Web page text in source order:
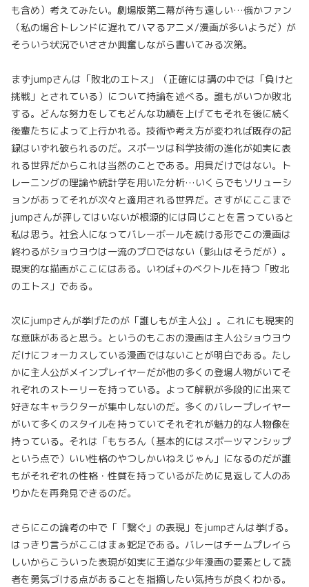
も含め）考えてみたい。劇場版第二幕が待ち遠しい…俄かファン
（私の場合トレンドに遅れてハマるアニメ/漫画が多いようだ）が
そういう状況でいささか興奮しながら書いてみる次第。
まずjumpさんは「敗北のエトス」（正確には講の中では「負けと
挑戦」とされている）について持論を述べる。誰もがいつか敗北
する。どんな努力をしてもどんな功績を上げてもそれを後に続く
後輩たちによって上行かれる。技術や考え方が変われば既存の記
録はいずれ破られるのだ。スポーツは科学技術の進化が如実に表
れる世界だからこれは当然のことである。用具だけではない。ト
レーニングの理論や統計学を用いた分析…いくらでもソリューシ
ョンがあってそれが次々と適用される世界だ。さすがにここまで
jumpさんが評してはいないが根源的には同じことを言っていると
私は思う。社会人になってバレーボールを続ける形でこの漫画は
終わるがショウヨウは一流のプロではない（影山はそうだが）。
現実的な描画がここにはある。いわば+のベクトルを持つ「敗北
のエトス」である。
次にjumpさんが挙げたのが「誰しもが主人公」。これにも現実的
な意味があると思う。というのもこおの漫画は主人公ショウヨウ
だけにフォーカスしている漫画ではないことが明白である。たし
かに主人公がメインプレイヤーだが他の多くの登場人物がいてそ
れぞれのストーリーを持っている。よって解釈が多段的に出来て
好きなキャラクターが集中しないのだ。多くのバレープレイヤー
がいて多くのスタイルを持っていてそれぞれが魅力的な人物像を
持っている。それは「もちろん（基本的にはスポーツマンシップ
という点で）いい性格のやつしかいねえじゃん」になるのだが誰
もがそれぞれの性格・性質を持っているがために見返して人のあ
りかたを再発見できるのだ。
さらにこの論考の中で「「繋ぐ」の表現」をjumpさんは挙げる。
はっきり言うがここはまぁ蛇足である。バレーはチームプレイら
しいからこういった表現が如実に王道な少年漫画の要素として読
者を勇気づける点があることを指摘したい気持ちが良くわかる。